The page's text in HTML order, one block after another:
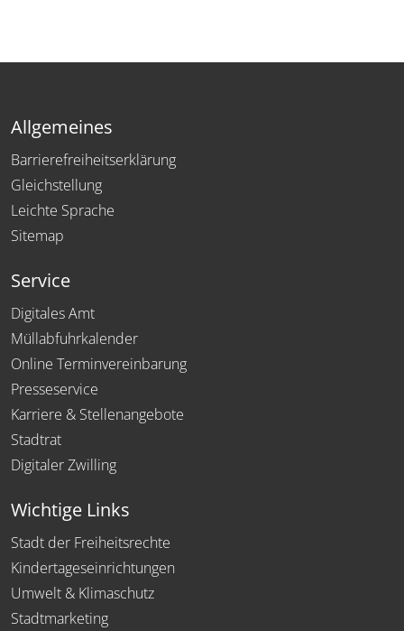
Allgemeines
Barrierefreiheitserklärung
Gleichstellung
Leichte Sprache
Sitemap
Service
Digitales Amt
Müllabfuhrkalender
Online Terminvereinbarung
Presseservice
Karriere & Stellenangebote
Stadtrat
Digitaler Zwilling
Wichtige Links
Stadt der Freiheitsrechte
Kindertageseinrichtungen
Umwelt & Klimaschutz
Stadtmarketing